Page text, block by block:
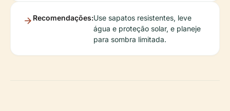
Recomendações:Use sapatos resistentes, leve
água e proteção solar, e planeje
para sombra limitada.